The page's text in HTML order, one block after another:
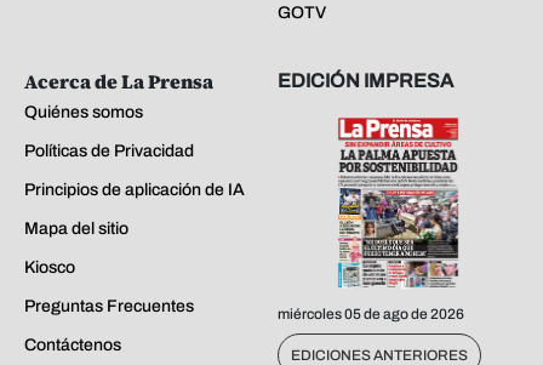
GOTV
Acerca de La Prensa
Quiénes somos
Políticas de Privacidad
Principios de aplicación de IA
Mapa del sitio
Kiosco
Preguntas Frecuentes
Contáctenos
EDICIÓN IMPRESA
miércoles 05 de ago de 2026
EDICIONES ANTERIORES